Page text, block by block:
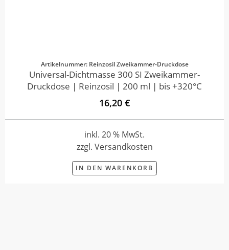
Artikelnummer: Reinzosil Zweikammer-Druckdose
Universal-Dichtmasse 300 SI Zweikammer-
Druckdose | Reinzosil | 200 ml | bis +320°C
16,20 €
inkl. 20 % MwSt.
zzgl. Versandkosten
IN DEN WARENKORB